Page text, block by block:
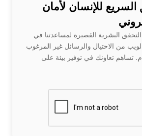
للإنسان لأمان
البشرية القصيرة لمساعدتنا في
من الاحتيال والرسائل غير المرغوب
تساهم تعاونك في توفير بيئة على